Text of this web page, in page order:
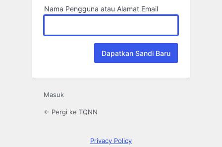
Nama Pengguna atau Alamat Email
Masuk
← Pergi ke TQNN
Privacy Policy